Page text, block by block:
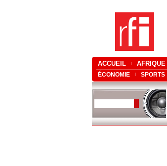
ACCUEIL AFRIQUE
ÉCONOMIE SPORTS